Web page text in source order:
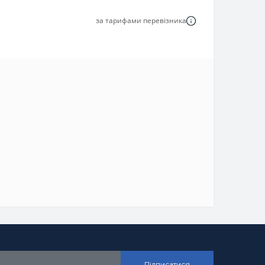
за тарифами перевізника